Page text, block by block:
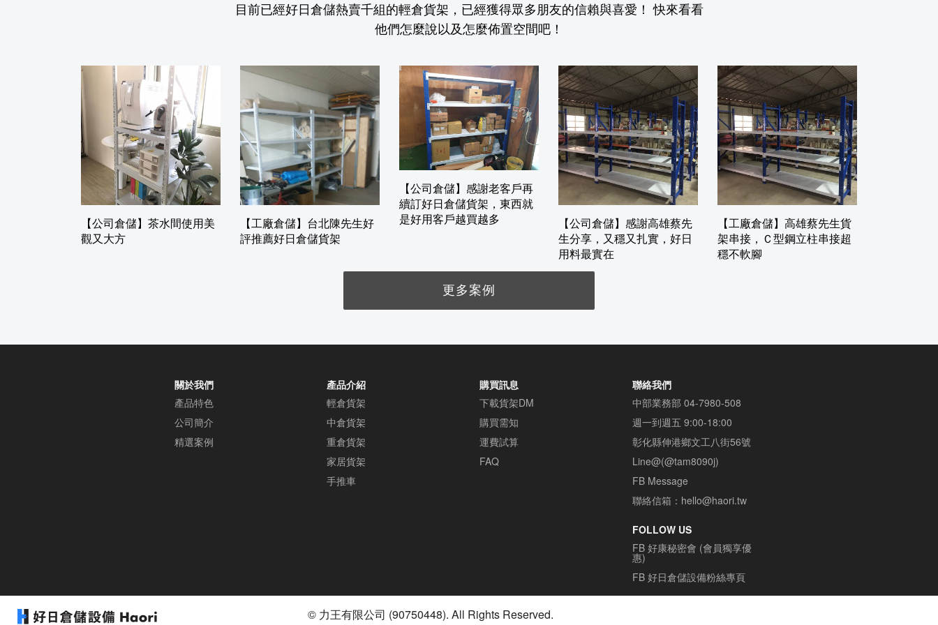
目前已經好日倉儲熱賣千組的輕倉貨架，已經獲得眾多朋友的信賴與喜愛！ 快來看看
他們怎麼說以及怎麼佈置空間吧！
【公司倉儲】茶水間使用美
觀又大方
【工廠倉儲】台北陳先生好
評推薦好日倉儲貨架
【公司倉儲】感謝老客戶再
續訂好日倉儲貨架，東西就
是好用客戶越買越多
【公司倉儲】感謝高雄蔡先
生分享，又穩又扎實，好日
用料最實在
【工廠倉儲】高雄蔡先生貨
架串接，Ｃ型鋼立柱串接超
穩不軟腳
更多案例
關於我們
產品特色
公司簡介
精選案例
產品介紹
輕倉貨架
中倉貨架
重倉貨架
家居貨架
手推車
購買訊息
下載貨架DM
購買需知
運費試算
FAQ
聯絡我們
中部業務部 04-7980-508
週一到週五 9:00-18:00
彰化縣伸港鄉文工八街56號
Line@(@tam8090j)
FB Message
聯絡信箱： hello@haori.tw
FOLLOW US
FB 好康秘密會 (會員獨享優
惠)
FB 好日倉儲設備粉絲專頁
© 力王有限公司 (90750448). All Rights Reserved.